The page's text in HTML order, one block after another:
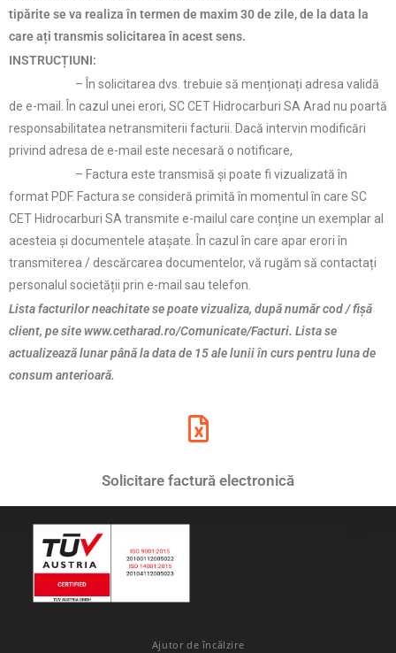
tipărite se va realiza în termen de maxim 30 de zile, de la data la
care ați transmis solicitarea în acest sens.
INSTRUCȚIUNI:
– În solicitarea dvs. trebuie să menționați adresa validă
de e-mail. În cazul unei erori, SC CET Hidrocarburi SA Arad nu poartă
responsabilitatea netransmiterii facturii. Dacă intervin modificări
privind adresa de e-mail este necesară o notificare,
– Factura este transmisă și poate fi vizualizată în
format PDF. Factura se consideră primită în momentul în care SC
CET Hidrocarburi SA transmite e-mailul care conține un exemplar al
acesteia și documentele atașate. În cazul în care apar erori în
transmiterea / descărcarea documentelor, vă rugăm să contactați
personalul societății prin e-mail sau telefon.
Lista facturilor neachitate se poate vizualiza, după număr cod / fișă
client, pe site www.cetharad.ro/Comunicate/Facturi. Lista se
actualizează lunar până la data de 15 ale lunii în curs pentru luna de
consum anterioară.
Solicitare factură electronică
Ajutor de încălzire